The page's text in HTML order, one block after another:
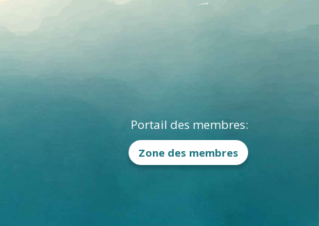
Portail des membres:
Zone des membres